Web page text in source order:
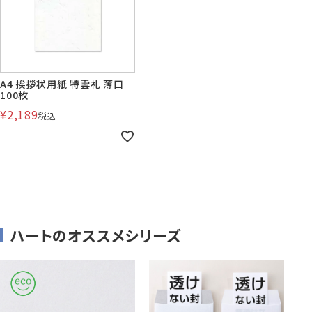
株券・商品券
その他
プリンター
対応製品
喪中はがき印刷サービス
A4 挨拶状用紙 特雲礼 薄口
100枚
¥2,189税込
ハートのオススメシリーズ